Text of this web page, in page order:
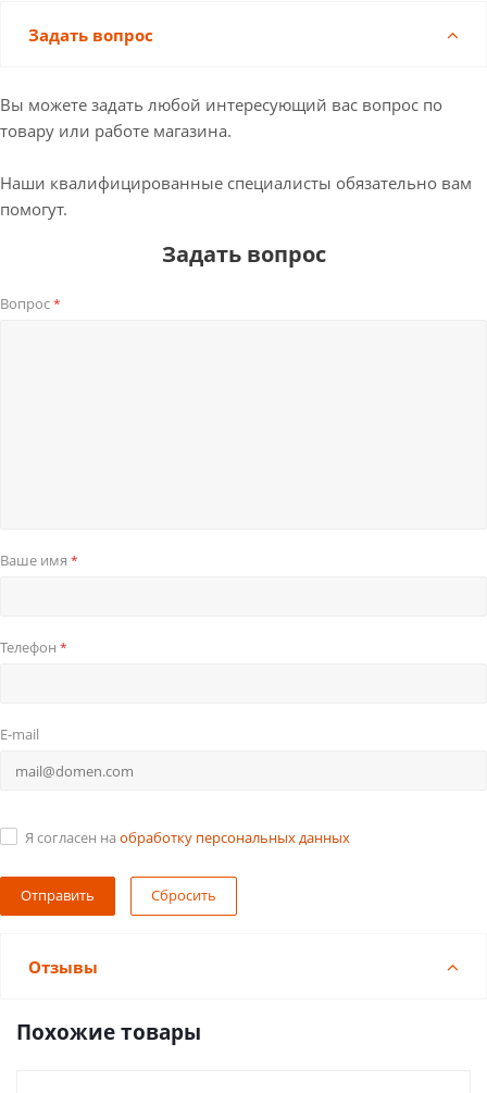
Задать вопрос
Вы можете задать любой интересующий вас вопрос по
товару или работе магазина.
Наши квалифицированные специалисты обязательно вам
помогут.
Задать вопрос
Вопрос*
Ваше имя *
Телефон *
E-mail
Я согласен на обработку персональных данных
Сбросить
Отзывы
Похожие товары